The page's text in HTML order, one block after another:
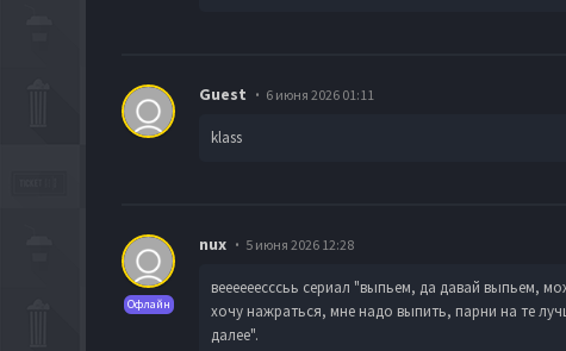
Guest 6 июня 2026 01:11
klass
Офлайн
nux 5 июня 2026 12:28
веееееесссьь сериал "выпьем, да давай выпьем,
хочу нажраться, мне надо выпить, парни на те
далее".